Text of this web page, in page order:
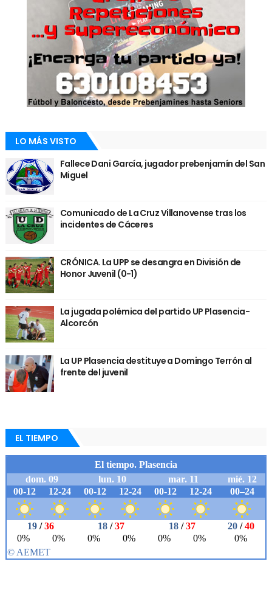
LO MÁS VISTO
Fallece Dani García, jugador prebenjamín del San
Miguel
Comunicado de La Cruz Villanovense tras los
incidentes de Cáceres
CRÓNICA. La UPP se desangra en División de
Honor Juvenil (0-1)
La jugada polémica del partido UP Plasencia-
Alcorcón
La UP Plasencia destituye a Domingo Terrón al
frente del juvenil
EL TIEMPO